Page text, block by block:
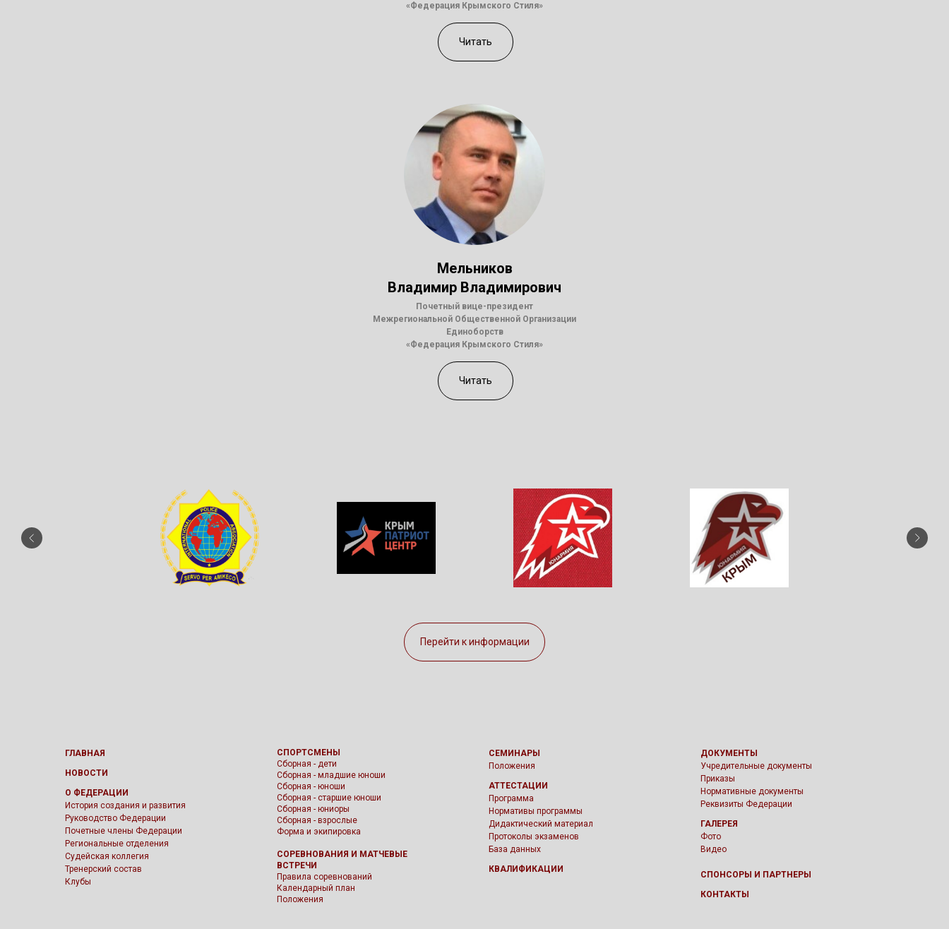
«Федерация Крымского Стиля»
Читать
Мельников
Владимир Владимирович
Почетный вице-президент
Межрегиональной Общественной Организации
Единоборств
«Федерация Крымского Стиля»
Читать
Перейти к информации
ГЛАВНАЯ
НОВОСТИ
О ФЕДЕРАЦИИ
История создания и развития
Руководство Федерации
Почетные члены Федерации
Региональные отделения
Судейская коллегия
Тренерский состав
Клубы
СПОРТСМЕНЫ
Сборная - дети
Сборная - младшие юноши
Сборная - юноши
Сборная - старшие юноши
Сборная - юниоры
Сборная - взрослые
Форма и экипировка
СОРЕВНОВАНИЯ И МАТЧЕВЫЕ
ВСТРЕЧИ
Правила соревнований
Календарный план
Положения
СЕМИНАРЫ
Положения
АТТЕСТАЦИИ
Программа
Нормативы программы
Дидактический материал
Протоколы экзаменов
База данных
КВАЛИФИКАЦИИ
ДОКУМЕНТЫ
Учредительные документы
Приказы
Нормативные документы
Реквизиты Федерации
ГАЛЕРЕЯ
Фото
Видео
СПОНСОРЫ И ПАРТНЕРЫ
КОНТАКТЫ